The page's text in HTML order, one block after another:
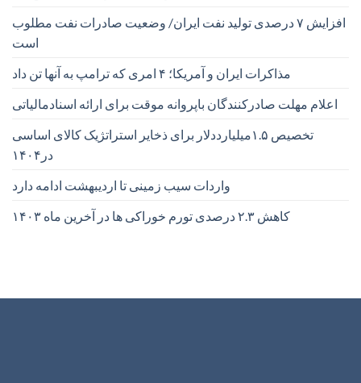
افزایش ۷ درصدی تولید نفت ایران/ وضعیت صادرات نفت مطلوب
است
مذاکرات ایران و آمریکا؛ ۴ امری که ترامپ به آنها تن داد
اعلام مهلت صادرکنندگان باپروانه موقت برای ارائه اسنادمالیاتی
تخصیص ۱.۵میلیارددلار برای ذخایر استراتژیک کالای اساسی
در۱۴۰۴
واردات سیب زمینی تا اردیبهشت ادامه دارد
کاهش ۲.۳ درصدی تورم خوراکی ها در آخرین ماه ۱۴۰۳